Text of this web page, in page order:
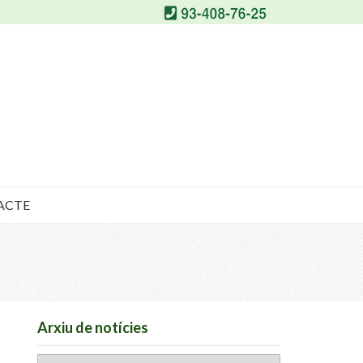
Arxiu de notícies